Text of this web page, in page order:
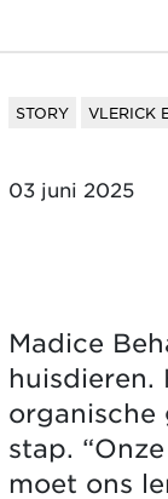
STORY VLERICK
03 juni 2025
Madice
huisdieren.
organische
stap.
moet ons